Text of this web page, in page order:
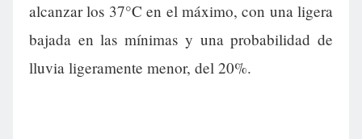
alcanzar los 37°C en el máximo, con una ligera
bajada en las mínimas y una probabilidad de
lluvia ligeramente menor, del 20%.